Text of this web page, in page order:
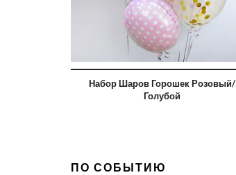
Набор Шаров Горошек Розовый/
Голубой
ПО СОБЫТИЮ